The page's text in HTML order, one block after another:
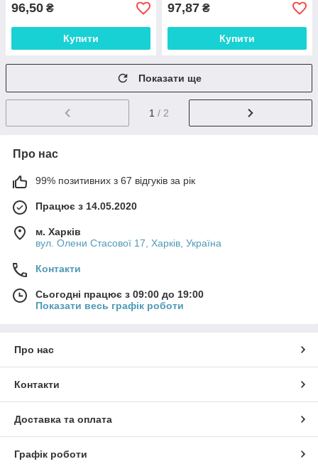
96,50 ₴
Купити
97,87 ₴
Купити
Показати ще
1 / 2
Про нас
99% позитивних з 67 відгуків за рік
Працює з 14.05.2020
м. Харків
вул. Олени Стасової 17, Харків, Україна
Контакти
Сьогодні працює з 09:00 до 19:00
Показати весь графік роботи
Про нас
Контакти
Доставка та оплата
Графік роботи